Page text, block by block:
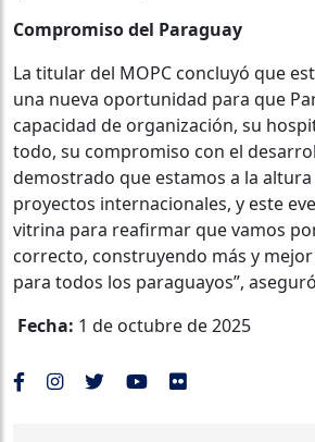
Compromiso del Paraguay
La titular del MOPC concluyó que
una nueva oportunidad para que
capacidad de organización, su
todo, su compromiso con el
demostrado que estamos a la
proyectos internacionales, y este
vitrina para reafirmar que vamos
correcto, construyendo más y
para todos los paraguayos”,
Fecha: 1 de octubre de 2025